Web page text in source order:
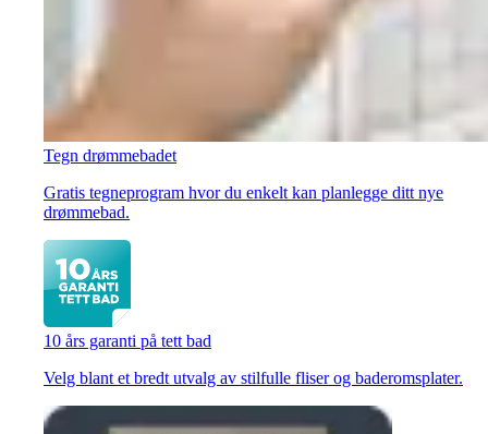
Tegn drømmebadet
Gratis tegneprogram hvor du enkelt kan planlegge ditt nye
drømmebad.
10 års garanti på tett bad
Velg blant et bredt utvalg av stilfulle fliser og baderomsplater.